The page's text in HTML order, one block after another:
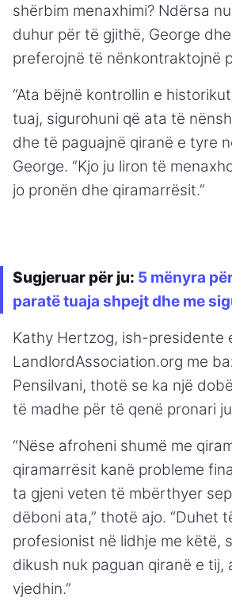
shërbim menaxhimi? Ndërsa
duhur për të gjithë, George
preferojnë të nënkontraktojnë
“Ata bëjnë kontrollin e
tuaj, sigurohuni që ata të
dhe të paguajnë qiranë e tyre
George. “Kjo ju liron të
jo pronën dhe qiramarrësit.”
Sugjeruar për ju: 5 mënyra
paratë tuaja shpejt dhe me
Kathy Hertzog, ish-presidente
LandlordAssociation.org me
Pensilvani, thotë se ka një
të madhe për të qenë pronari
“Nëse afroheni shumë me
qiramarrësit kanë probleme
ta gjeni veten të mbërthyer
dëboni ata,” thotë ajo. “Duhet
profesionist në lidhje me këtë,
dikush nuk paguan qiranë e tij,
vjedhin.”